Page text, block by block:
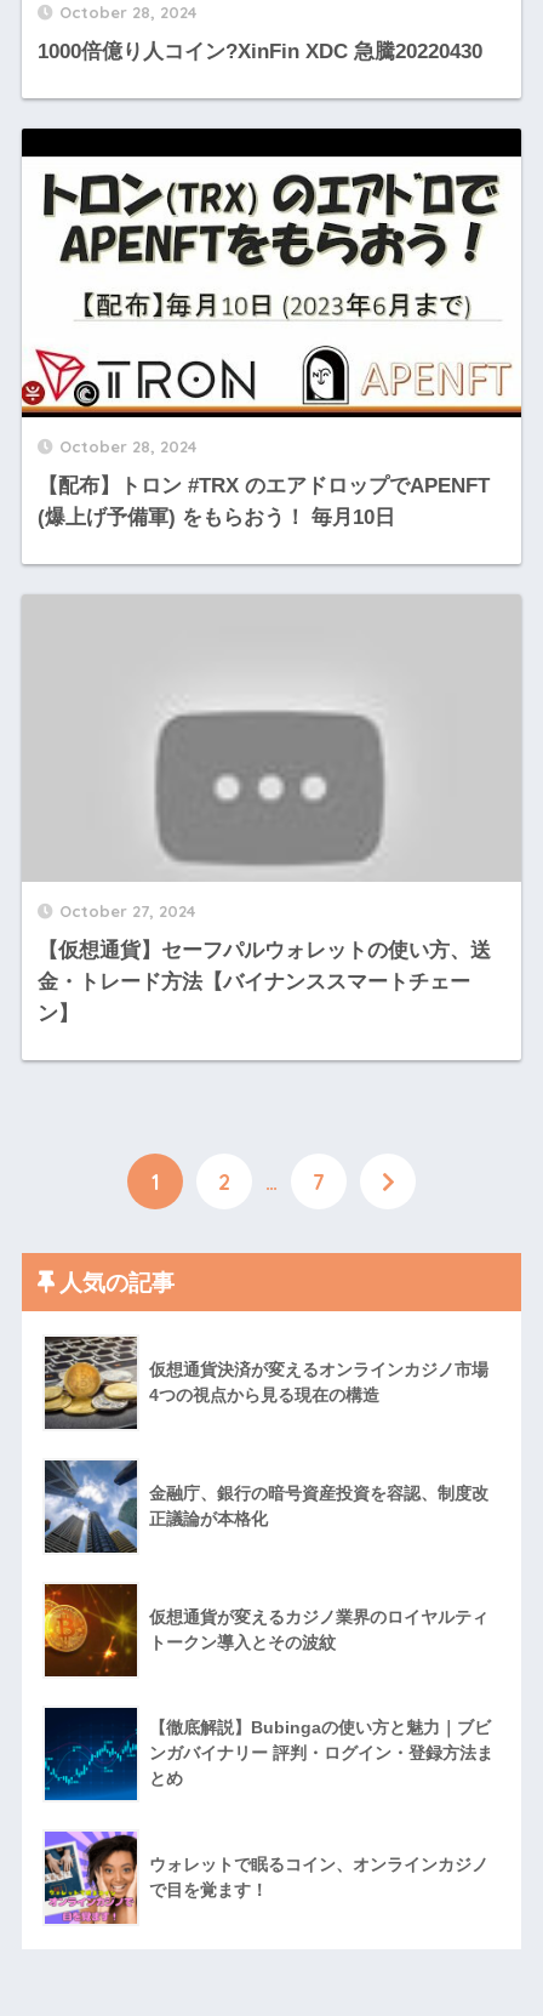
October 28, 2024
1000倍億り人コイン?XinFin XDC 急騰20220430
October 28, 2024
【配布】トロン #TRX のエアドロップでAPENFT
(爆上げ予備軍) をもらおう！ 毎月10日
October 27, 2024
【仮想通貨】セーフパルウォレットの使い方、送
金・トレード方法【バイナンススマートチェー
ン】
1 2 … 7
人気の記事
仮想通貨決済が変えるオンラインカジノ市場
4つの視点から見る現在の構造
金融庁、銀行の暗号資産投資を容認、制度改
正議論が本格化
仮想通貨が変えるカジノ業界のロイヤルティ
トークン導入とその波紋
【徹底解説】Bubingaの使い方と魅力｜ブビ
ンガバイナリー 評判・ログイン・登録方法ま
とめ
ウォレットで眠るコイン、オンラインカジノ
で目を覚ます！